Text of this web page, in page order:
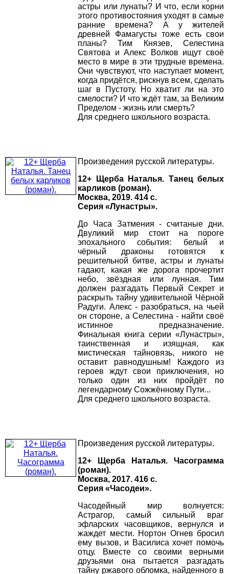
астры или лунаты? И что, если корни
этого противостояния уходят в самые
ранние времена? А у жителей
древней Фамагусты тоже есть свои
планы? Тим Князев, Селестина
Святова и Алекс Волков ищут своё
место в мире в эти трудные времена.
Они чувствуют, что наступает момент,
когда придётся, рискнув всем, сделать
шаг в Пустоту. Но хватит ли на это
смелости? И что ждёт там, за Великим
Пределом - жизнь или смерть?
Для среднего школьного возраста.
Произведения русской литературы.
12+ Щерба Наталья. Танец белых
карликов (роман).
Москва, 2019. 414 с.
Серия «Лунастры».
До Часа Затмения - считаные дни.
Двуликий мир стоит на пороге
эпохального события: белый и
чёрный драконы готовятся к
решительной битве, астры и лунаты
гадают, какая же дорога прочертит
небо, звёздная или лунная. Тим
должен разгадать Первый Секрет и
раскрыть тайну удивительной Чёрной
Радуги. Алекс - разобраться, на чьей
он стороне, а Селестина - найти своё
истинное предназначение.
Финальная книга серии «Лунастры»,
таинственная и изящная, как
мистическая тайновязь, никого не
оставит равнодушным! Каждого из
героев ждут свои приключения, но
только один из них пройдёт по
легендарному Сожжённому Пути...
Для среднего школьного возраста.
Произведения русской литературы.
12+ Щерба Наталья. Часограмма
(роман).
Москва, 2017. 416 с.
Серия «Часодеи».
Часодейный мир волнуется:
Астрагор, самый сильный враг
эфларских часовщиков, вернулся и
жаждет мести. Нортон Огнев бросил
ему вызов, и Василиса хочет помочь
отцу. Вместе со своими верными
друзьями она пытается разгадать
тайну ржавого обломка, найденного в